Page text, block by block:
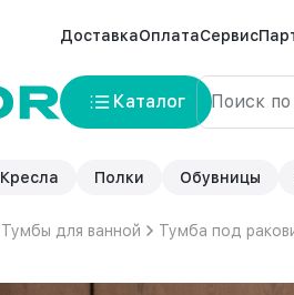
ДоставкаОплатаСервис
Каталог
Кресла Полки Обувницы
Тумбы для ванной Тумба под